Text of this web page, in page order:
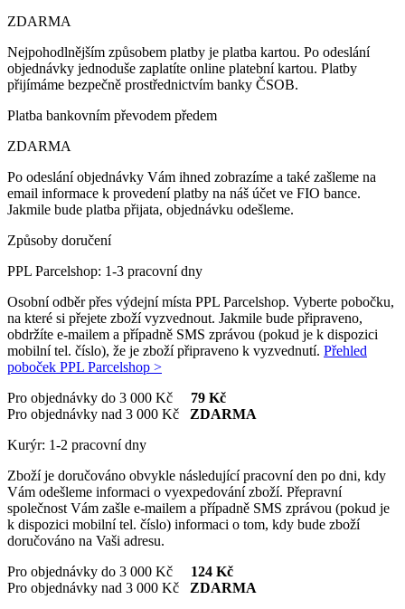
ZDARMA
Nejpohodlnějším způsobem platby je platba kartou. Po odeslání
objednávky jednoduše zaplatíte online platební kartou. Platby
přijímáme bezpečně prostřednictvím banky ČSOB.
Platba bankovním převodem předem
ZDARMA
Po odeslání objednávky Vám ihned zobrazíme a také zašleme na
email informace k provedení platby na náš účet ve FIO bance.
Jakmile bude platba přijata, objednávku odešleme.
Způsoby doručení
PPL Parcelshop: 1-3 pracovní dny
Osobní odběr přes výdejní místa PPL Parcelshop. Vyberte pobočku,
na které si přejete zboží vyzvednout. Jakmile bude připraveno,
obdržíte e-mailem a případně SMS zprávou (pokud je k dispozici
mobilní tel. číslo), že je zboží připraveno k vyzvednutí. Přehled
poboček PPL Parcelshop >
Pro objednávky do 3 000 Kč 79 Kč
Pro objednávky nad 3 000 Kč ZDARMA
Kurýr: 1-2 pracovní dny
Zboží je doručováno obvykle následující pracovní den po dni, kdy
Vám odešleme informaci o vyexpedování zboží. Přepravní
společnost Vám zašle e-mailem a případně SMS zprávou (pokud je
k dispozici mobilní tel. číslo) informaci o tom, kdy bude zboží
doručováno na Vaši adresu.
Pro objednávky do 3 000 Kč 124 Kč
Pro objednávky nad 3 000 Kč ZDARMA